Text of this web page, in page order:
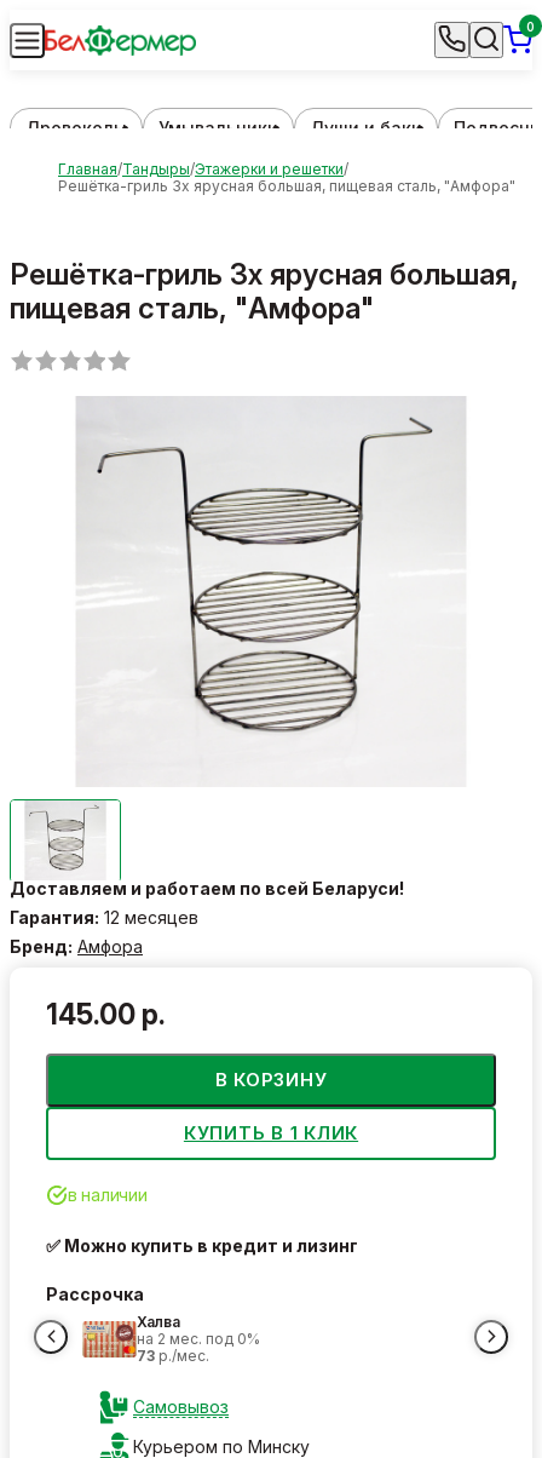
0
Дровоколы Умывальники Души и баки
Главная Тандыры Этажерки и решетки
Решётка-гриль 3х ярусная большая, пищевая сталь, "Амфора"
Решётка-гриль 3х ярусная большая,
пищевая сталь, "Амфора"
Доставляем и работаем по всей Беларуси!
Гарантия: 12 месяцев
Бренд: Амфора
145.00 р.
В КОРЗИНУ
КУПИТЬ В 1 КЛИК
в наличии
✅ Можно купить в кредит и лизинг
Рассрочка
Халва
на 2 мес. под 0%
73 р./мес.
Самовывоз
Курьером по Минску